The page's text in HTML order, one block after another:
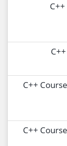
17-
19- C++
20- C++